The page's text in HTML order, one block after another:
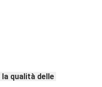
qualità delle